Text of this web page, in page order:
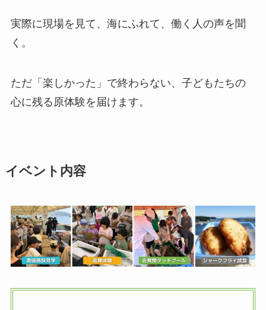
実際に現場を見て、海にふれて、働く人の声を聞
く。
ただ「楽しかった」で終わらない、子どもたちの
心に残る原体験を届けます。
イベント内容